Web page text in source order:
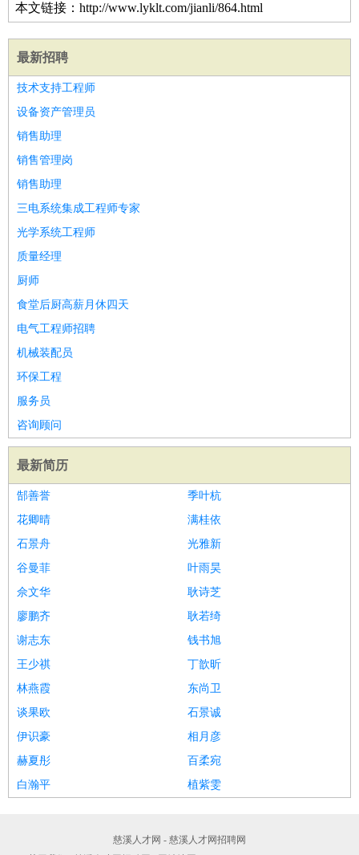
本文链接：http://www.lyklt.com/jianli/864.html
最新招聘
技术支持工程师
设备资产管理员
销售助理
销售管理岗
销售助理
三电系统集成工程师专家
光学系统工程师
质量经理
厨师
食堂后厨高薪月休四天
电气工程师招聘
机械装配员
环保工程
服务员
咨询顾问
最新简历
郜善誉
季叶杭
花卿晴
满桂依
石景舟
光雅新
谷曼菲
叶雨昊
佘文华
耿诗芝
廖鹏齐
耿若绮
谢志东
钱书旭
王少祺
丁歆昕
林燕霞
东尚卫
谈果欧
石景诚
伊识豪
相月彦
赫夏彤
百柔宛
白瀚平
植紫雯
慈溪人才网 - 慈溪人才网招聘网